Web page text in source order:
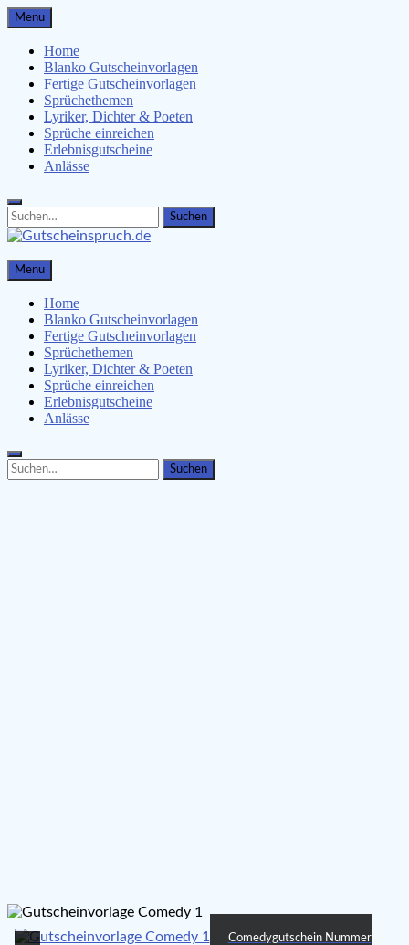
Skip
to
content
Menu
Home
Blanko Gutscheinvorlagen
Fertige Gutscheinvorlagen
Sprüchethemen
Lyriker, Dichter & Poeten
Sprüche einreichen
Erlebnisgutscheine
Anlässe
Search
for:
Search
Gutscheinspruch.de
Gutscheinsprüche & Gutscheinvorlagen finden
Menu
Home
Blanko Gutscheinvorlagen
Fertige Gutscheinvorlagen
Sprüchethemen
Lyriker, Dichter & Poeten
Sprüche einreichen
Erlebnisgutscheine
Anlässe
Search
for:
Search
Comedygutschein Nummer